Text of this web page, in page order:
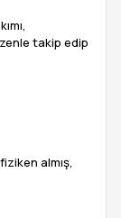
takip edip
almış,